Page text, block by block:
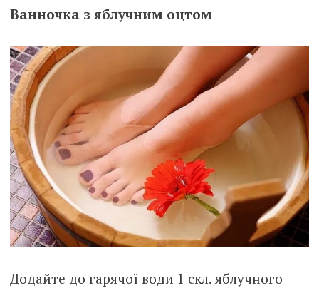
Ванночка з яблучним оцтом
Додайте до гарячої води 1 скл. яблучного